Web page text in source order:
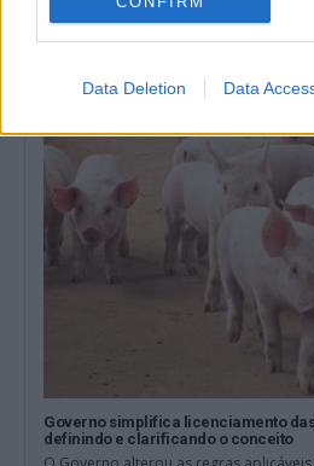
Data Deletion Data
A Assembleia da República
uma estratégia nacional para...
Governo simplifica licenciamento
definindo e clarificando o conceito